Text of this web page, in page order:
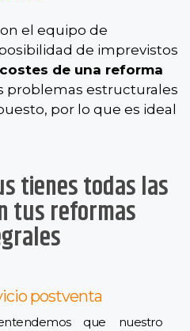
el equipo de
de imprevistos
costes de una reforma
problemas estructurales
por lo que es ideal
tienes todas las
tus reformas
postventa
que nuestro